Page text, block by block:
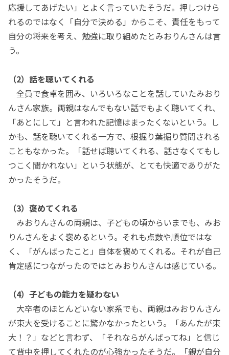
応援してあげたい」とよく言っていたそうだ。押しつけら
れるのではなく「自分で決める」からこそ、責任をもって
自分の将来を考え、勉強に取り組めたとみおりんさんは言
う。
（2）話を聴いてくれる
全員で食卓を囲み、いろいろなことを話していたみおり
んさん家族。両親はなんでもない話でもよく聴いてくれ、
「あとにして」と言われた記憶はまったくないという。し
かも、話を聴いてくれる一方で、根掘り葉掘り質問される
こともなかった。「話せば聴いてくれる、話さなくてもし
つこく聞かれない」という状態が、とても快適でありがた
かったそうだ。
（3）褒めてくれる
みおりんさんの両親は、子どもの頃からいまでも、みお
りんさんをよく褒めるという。それも点数や順位ではな
く、「がんばったこと」自体を褒めてくれる。それが自己
肯定感につながったのではとみおりんさんは感じている。
（4）子どもの能力を疑わない
大卒者のほとんどいない家系でも、両親はみおりんさん
が東大を受けることに驚かなかったという。「あんたが東
大！？」などと言わず、「それならがんばってね」と信じ
て背中を押してくれたのが心強かったそうだ。「親が自分